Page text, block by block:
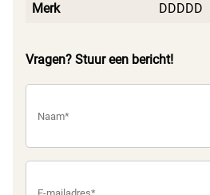
Merk
DDDDD
Vragen? Stuur een bericht!